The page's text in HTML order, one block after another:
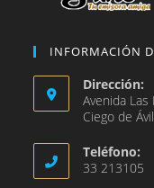
INFORMACIÓN
Dirección:
Avenida
Ciego de
Teléfono:
33 213105